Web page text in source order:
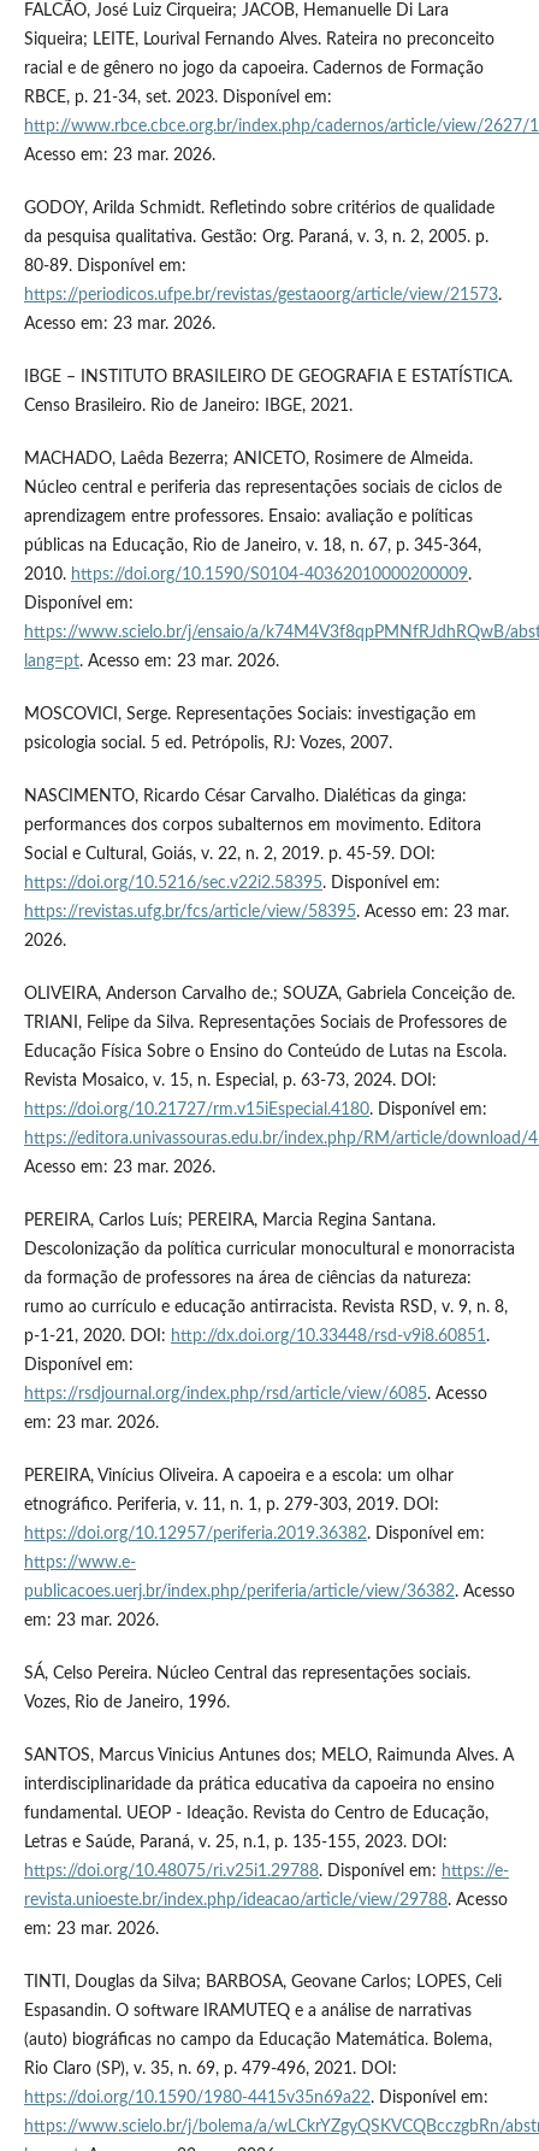
FALCÃO, José Luiz Cirqueira; JACOB, Hemanuelle Di Lara
Siqueira; LEITE, Lourival Fernando Alves. Rateira no preconceito
racial e de gênero no jogo da capoeira. Cadernos de Formação
RBCE, p. 21-34, set. 2023. Disponível em:
http://www.rbce.cbce.org.br/index.php/cadernos/article/view/2627/
Acesso em: 23 mar. 2026.
GODOY, Arilda Schmidt. Refletindo sobre critérios de qualidade
da pesquisa qualitativa. Gestão: Org. Paraná, v. 3, n. 2, 2005. p.
80-89. Disponível em:
https://periodicos.ufpe.br/revistas/gestaoorg/article/view/21573.
Acesso em: 23 mar. 2026.
IBGE – INSTITUTO BRASILEIRO DE GEOGRAFIA E ESTATÍSTICA.
Censo Brasileiro. Rio de Janeiro: IBGE, 2021.
MACHADO, Laêda Bezerra; ANICETO, Rosimere de Almeida.
Núcleo central e periferia das representações sociais de ciclos de
aprendizagem entre professores. Ensaio: avaliação e políticas
públicas na Educação, Rio de Janeiro, v. 18, n. 67, p. 345-364,
2010. https://doi.org/10.1590/S0104-40362010000200009.
Disponível em:
https://www.scielo.br/j/ensaio/a/k74M4V3f8qpPMNfRJdhRQwB/
lang=pt. Acesso em: 23 mar. 2026.
MOSCOVICI, Serge. Representações Sociais: investigação em
psicologia social. 5 ed. Petrópolis, RJ: Vozes, 2007.
NASCIMENTO, Ricardo César Carvalho. Dialéticas da ginga:
performances dos corpos subalternos em movimento. Editora
Social e Cultural, Goiás, v. 22, n. 2, 2019. p. 45-59. DOI:
https://doi.org/10.5216/sec.v22i2.58395. Disponível em:
https://revistas.ufg.br/fcs/article/view/58395. Acesso em: 23 mar.
2026.
OLIVEIRA, Anderson Carvalho de.; SOUZA, Gabriela Conceição de.
TRIANI, Felipe da Silva. Representações Sociais de Professores de
Educação Física Sobre o Ensino do Conteúdo de Lutas na Escola.
Revista Mosaico, v. 15, n. Especial, p. 63-73, 2024. DOI:
https://doi.org/10.21727/rm.v15iEspecial.4180. Disponível em:
https://editora.univassouras.edu.br/index.php/RM/article/
Acesso em: 23 mar. 2026.
PEREIRA, Carlos Luís; PEREIRA, Marcia Regina Santana.
Descolonização da política curricular monocultural e monorracista
da formação de professores na área de ciências da natureza:
rumo ao currículo e educação antirracista. Revista RSD, v. 9, n. 8,
p-1-21, 2020. DOI: http://dx.doi.org/10.33448/rsd-v9i8.60851.
Disponível em:
https://rsdjournal.org/index.php/rsd/article/view/6085. Acesso
em: 23 mar. 2026.
PEREIRA, Vinícius Oliveira. A capoeira e a escola: um olhar
etnográfico. Periferia, v. 11, n. 1, p. 279-303, 2019. DOI:
https://doi.org/10.12957/periferia.2019.36382. Disponível em:
https://www.e-
publicacoes.uerj.br/index.php/periferia/article/view/36382. Acesso
em: 23 mar. 2026.
SÁ, Celso Pereira. Núcleo Central das representações sociais.
Vozes, Rio de Janeiro, 1996.
SANTOS, Marcus Vinicius Antunes dos; MELO, Raimunda Alves. A
interdisciplinaridade da prática educativa da capoeira no ensino
fundamental. UEOP - Ideação. Revista do Centro de Educação,
Letras e Saúde, Paraná, v. 25, n.1, p. 135-155, 2023. DOI:
https://doi.org/10.48075/ri.v25i1.29788. Disponível em: https://e-
revista.unioeste.br/index.php/ideacao/article/view/29788. Acesso
em: 23 mar. 2026.
TINTI, Douglas da Silva; BARBOSA, Geovane Carlos; LOPES, Celi
Espasandin. O software IRAMUTEQ e a análise de narrativas
(auto) biográficas no campo da Educação Matemática. Bolema,
Rio Claro (SP), v. 35, n. 69, p. 479-496, 2021. DOI:
https://doi.org/10.1590/1980-4415v35n69a22. Disponível em:
https://www.scielo.br/j/bolema/a/wLCkrYZgyQSKVCQBcczgbRn/